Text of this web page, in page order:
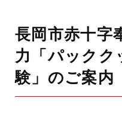
長岡市赤十字
力「パックク
験」のご案内